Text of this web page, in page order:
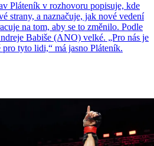
Pláteník v rozhovoru popisuje, kde
strany, a naznačuje, jak nové vedení
na tom, aby se to změnilo. Podle
Babiše (ANO) velké. „Pro nás je
tyto lidi,“ má jasno Pláteník.